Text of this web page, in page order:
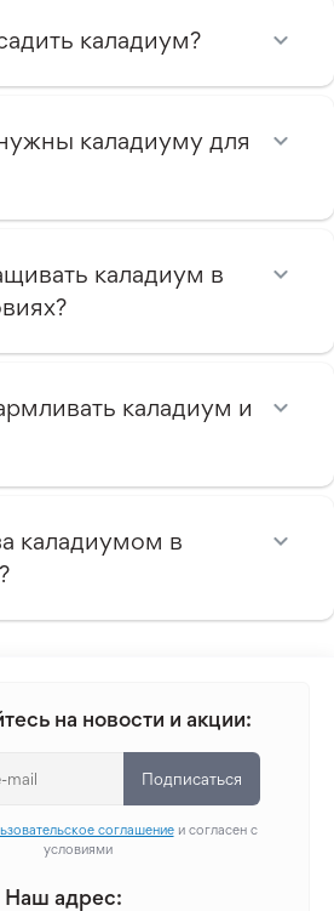
каладиум?
каладиуму для
каладиум в
каладиум и
каладиумом в
на новости и акции:
Подписаться
соглашениеи согласен с
условиями
Наш адрес: